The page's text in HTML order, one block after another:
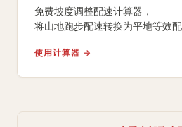
免费坡度调整配速计算器，
将山地跑步配速转换为平地等效配
将上坡和下坡跑步标准化，
使用计算器 →